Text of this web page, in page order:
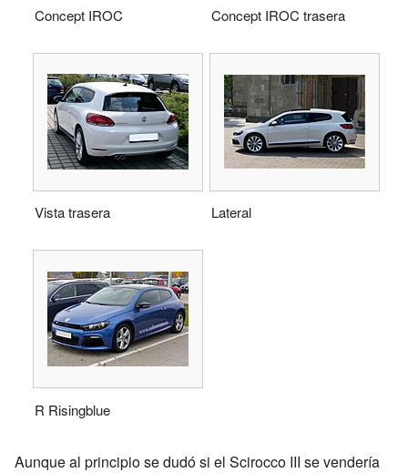
Concept IROC Concept IROC trasera
Vista trasera Lateral
R Risingblue
Aunque al principio se dudó si el Scirocco III se vendería